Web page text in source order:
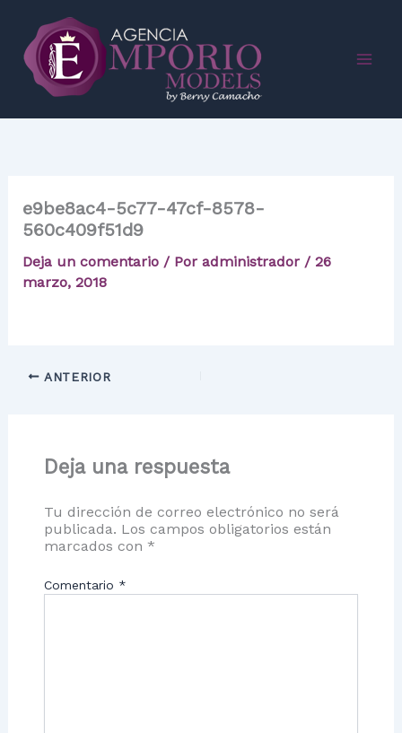
contenido
e9be8ac4-5c77-47cf-8578-
560c409f51d9
Deja un comentario / Por administrador / 26
marzo, 2018
ANTERIOR
Deja una respuesta
Tu dirección de correo electrónico no será
publicada. Los campos obligatorios están
marcados con *
Comentario *